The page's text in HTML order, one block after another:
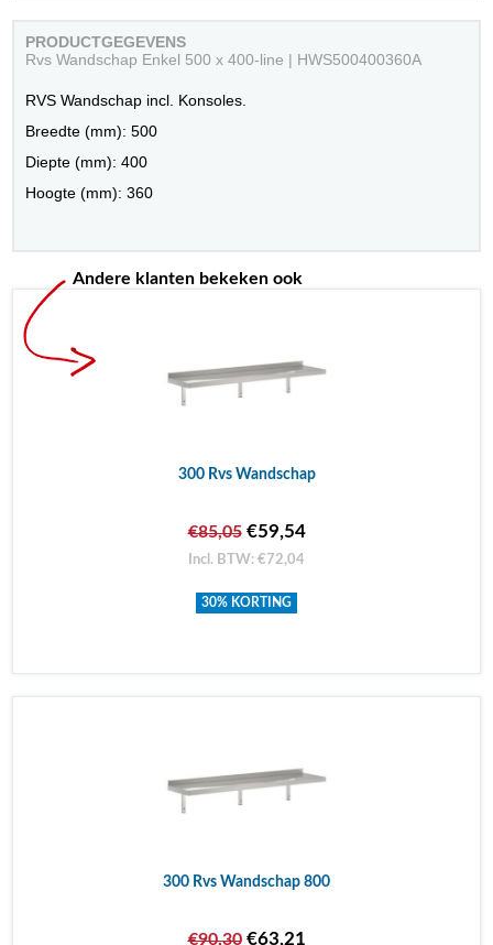
PRODUCTGEGEVENS
Rvs Wandschap Enkel 500 x 400-line | HWS500400360A
RVS Wandschap incl. Konsoles.
Breedte (mm): 500
Diepte (mm): 400
Hoogte (mm): 360
Andere klanten bekeken ook
300 Rvs Wandschap
€85,05€59,54
Incl. BTW: €72,04
30% KORTING
300 Rvs Wandschap 800
€90,30€63,21